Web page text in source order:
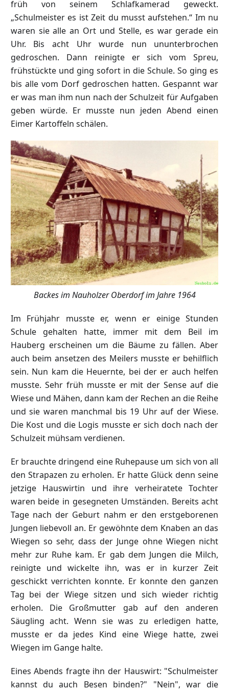
früh von seinem Schlafkamerad geweckt.
„Schulmeister es ist Zeit du musst aufstehen.“ Im nu
waren sie alle an Ort und Stelle, es war gerade ein
Uhr. Bis acht Uhr wurde nun ununterbrochen
gedroschen. Dann reinigte er sich vom Spreu,
frühstückte und ging sofort in die Schule. So ging es
bis alle vom Dorf gedroschen hatten. Gespannt war
er was man ihm nun nach der Schulzeit für Aufgaben
geben würde. Er musste nun jeden Abend einen
Eimer Kartoffeln schälen.
Backes im Nauholzer Oberdorf im Jahre 1964
Im Frühjahr musste er, wenn er einige Stunden
Schule gehalten hatte, immer mit dem Beil im
Hauberg erscheinen um die Bäume zu fällen. Aber
auch beim ansetzen des Meilers musste er behilflich
sein. Nun kam die Heuernte, bei der er auch helfen
musste. Sehr früh musste er mit der Sense auf die
Wiese und Mähen, dann kam der Rechen an die Reihe
und sie waren manchmal bis 19 Uhr auf der Wiese.
Die Kost und die Logis musste er sich doch nach der
Schulzeit mühsam verdienen.
Er brauchte dringend eine Ruhepause um sich von all
den Strapazen zu erholen. Er hatte Glück denn seine
jetzige Hauswirtin und ihre verheiratete Tochter
waren beide in gesegneten Umständen. Bereits acht
Tage nach der Geburt nahm er den erstgeborenen
Jungen liebevoll an. Er gewöhnte dem Knaben an das
Wiegen so sehr, dass der Junge ohne Wiegen nicht
mehr zur Ruhe kam. Er gab dem Jungen die Milch,
reinigte und wickelte ihn, was er in kurzer Zeit
geschickt verrichten konnte. Er konnte den ganzen
Tag bei der Wiege sitzen und sich wieder richtig
erholen. Die Großmutter gab auf den anderen
Säugling acht. Wenn sie was zu erledigen hatte,
musste er da jedes Kind eine Wiege hatte, zwei
Wiegen im Gange halte.
Eines Abends fragte ihn der Hauswirt: "Schulmeister
kannst du auch Besen binden?" "Nein", war die